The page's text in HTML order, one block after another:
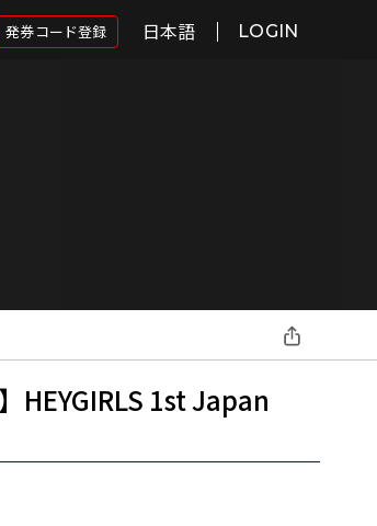
発券コード登録 日本語 LOGIN
HEYGIRLS 1st Japan